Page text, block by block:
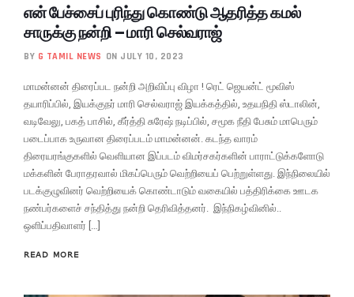
என் பேச்சைப் புரிந்து கொண்டு ஆதரித்த கமல்
சாருக்கு நன்றி – மாரி செல்வராஜ்
BY G TAMIL NEWS ON JULY 10, 2023
மாமன்னன் திரைப்பட நன்றி அறிவிப்பு விழா ! ரெட் ஜெயன்ட் மூவிஸ்
தயாரிப்பில், இயக்குநர் மாரி செல்வராஜ் இயக்கத்தில், உதயநிதி ஸ்டாலின்,
வடிவேலு, பகத் பாசில், கீர்த்தி சுரேஷ் நடிப்பில், சமூக நீதி பேசும் மாபெரும்
படைப்பாக உருவான திரைப்படம் மாமன்னன். கடந்த வாரம்
திரையரங்குகளில் வெளியான இப்படம் விமர்சகர்களின் பாராட்டுக்களோடு
மக்களின் பேராதரவால் மிகப்பெரும் வெற்றியைப் பெற்றுள்ளது. இந்நிலையில்
படக்குழுவினர் வெற்றியைக் கொண்டாடும் வகையில் பத்திரிக்கை ஊடக
நண்பர்களைச் சந்தித்து நன்றி தெரிவித்தனர். இந்நிகழ்வினில்..
ஒளிப்பதிவாளர் […]
READ MORE